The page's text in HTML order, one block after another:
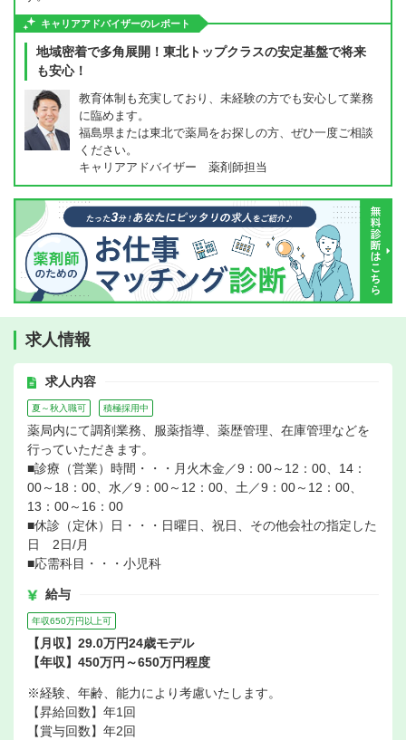
キャリアアドバイザーのレポート
地域密着で多角展開！東北トップクラスの安定基盤で将来
も安心！
教育体制も充実しており、未経験の方でも安心して業務
に臨めます。
福島県または東北で薬局をお探しの方、ぜひ一度ご相談
ください。
キャリアアドバイザー 薬剤師担当
求人情報
求人内容
夏～秋入職可 積極採用中
薬局内にて調剤業務、服薬指導、薬歴管理、在庫管理などを
行っていただきます。
■診療（営業）時間・・・月火木金／9：00～12：00、14：
00～18：00、水／9：00～12：00、土／9：00～12：00、
13：00～16：00
■休診（定休）日・・・日曜日、祝日、その他会社の指定した
日 2日/月
■応需科目・・・小児科
給与
年収650万円以上可
【月収】29.0万円24歳モデル
【年収】450万円～650万円程度
※経験、年齢、能力により考慮いたします。
【昇給回数】年1回
【賞与回数】年2回